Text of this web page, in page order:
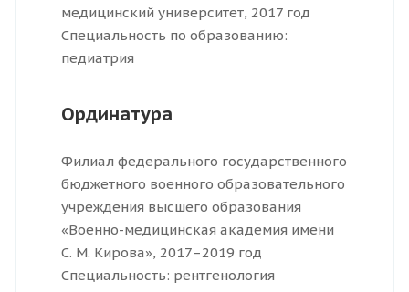
медицинский университет, 2017 год
Специальность по образованию:
педиатрия
Ординатура
Филиал федерального государственного
бюджетного военного образовательного
учреждения высшего образования
«Военно-медицинская академия имени
С. М. Кирова», 2017–2019 год
Специальность: рентгенология